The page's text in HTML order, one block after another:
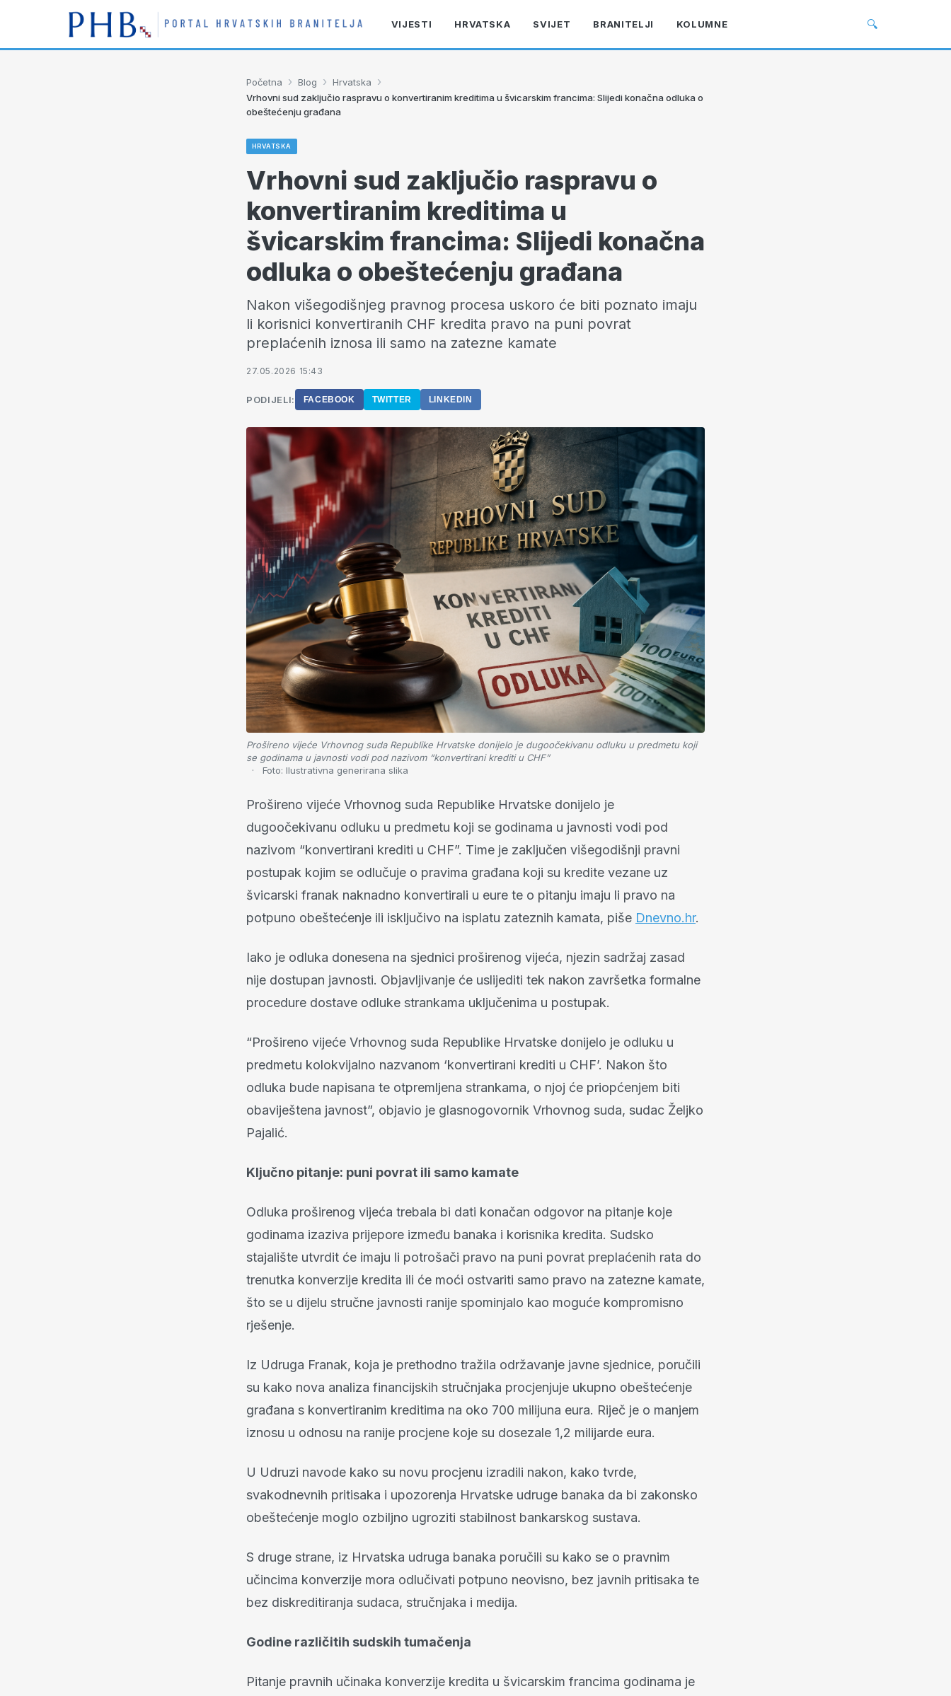
VIJESTI HRVATSKA SVIJET BRANITELJI KOLUMNE 🔍
Početna › Blog › Hrvatska ›
Vrhovni sud zaključio raspravu o konvertiranim kreditima u švicarskim francima: Slijedi konačna odluka o
obeštećenju građana
HRVATSKA
Vrhovni sud zaključio raspravu o
konvertiranim kreditima u
švicarskim francima: Slijedi konačna
odluka o obeštećenju građana
Nakon višegodišnjeg pravnog procesa uskoro će biti poznato imaju
li korisnici konvertiranih CHF kredita pravo na puni povrat
preplaćenih iznosa ili samo na zatezne kamate
27.05.2026 15:43
PODIJELI: FACEBOOK TWITTER LINKEDIN
Prošireno vijeće Vrhovnog suda Republike Hrvatske donijelo je dugoočekivanu odluku u predmetu koji
se godinama u javnosti vodi pod nazivom “konvertirani krediti u CHF”
Foto: Ilustrativna generirana slika
Prošireno vijeće Vrhovnog suda Republike Hrvatske donijelo je
dugoočekivanu odluku u predmetu koji se godinama u javnosti vodi pod
nazivom “konvertirani krediti u CHF”. Time je zaključen višegodišnji pravni
postupak kojim se odlučuje o pravima građana koji su kredite vezane uz
švicarski franak naknadno konvertirali u eure te o pitanju imaju li pravo na
potpuno obeštećenje ili isključivo na isplatu zateznih kamata, piše Dnevno.hr.
Iako je odluka donesena na sjednici proširenog vijeća, njezin sadržaj zasad
nije dostupan javnosti. Objavljivanje će uslijediti tek nakon završetka formalne
procedure dostave odluke strankama uključenima u postupak.
“Prošireno vijeće Vrhovnog suda Republike Hrvatske donijelo je odluku u
predmetu kolokvijalno nazvanom ‘konvertirani krediti u CHF’. Nakon što
odluka bude napisana te otpremljena strankama, o njoj će priopćenjem biti
obaviještena javnost”, objavio je glasnogovornik Vrhovnog suda, sudac Željko
Pajalić.
Ključno pitanje: puni povrat ili samo kamate
Odluka proširenog vijeća trebala bi dati konačan odgovor na pitanje koje
godinama izaziva prijepore između banaka i korisnika kredita. Sudsko
stajalište utvrdit će imaju li potrošači pravo na puni povrat preplaćenih rata do
trenutka konverzije kredita ili će moći ostvariti samo pravo na zatezne kamate,
što se u dijelu stručne javnosti ranije spominjalo kao moguće kompromisno
rješenje.
Iz Udruga Franak, koja je prethodno tražila održavanje javne sjednice, poručili
su kako nova analiza financijskih stručnjaka procjenjuje ukupno obeštećenje
građana s konvertiranim kreditima na oko 700 milijuna eura. Riječ je o manjem
iznosu u odnosu na ranije procjene koje su dosezale 1,2 milijarde eura.
U Udruzi navode kako su novu procjenu izradili nakon, kako tvrde,
svakodnevnih pritisaka i upozorenja Hrvatske udruge banaka da bi zakonsko
obeštećenje moglo ozbiljno ugroziti stabilnost bankarskog sustava.
S druge strane, iz Hrvatska udruga banaka poručili su kako se o pravnim
učincima konverzije mora odlučivati potpuno neovisno, bez javnih pritisaka te
bez diskreditiranja sudaca, stručnjaka i medija.
Godine različitih sudskih tumačenja
Pitanje pravnih učinaka konverzije kredita u švicarskim francima godinama je